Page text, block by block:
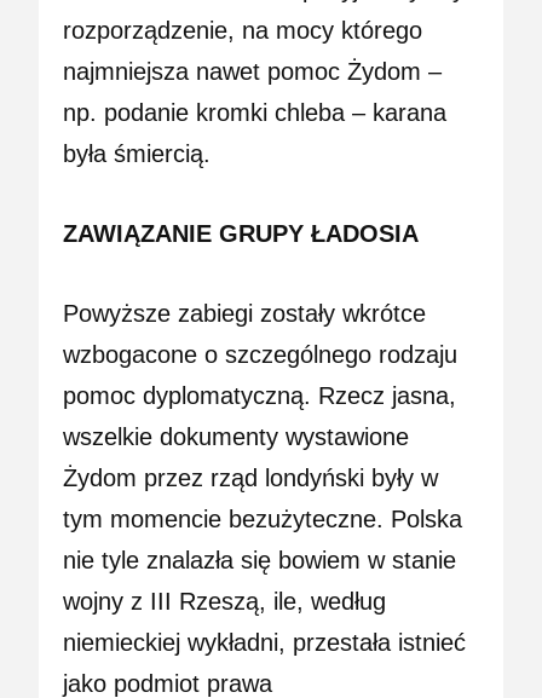
rozporządzenie, na mocy którego
najmniejsza nawet pomoc Żydom –
np. podanie kromki chleba – karana
była śmiercią.
ZAWIĄZANIE GRUPY ŁADOSIA
Powyższe zabiegi zostały wkrótce
wzbogacone o szczególnego rodzaju
pomoc dyplomatyczną. Rzecz jasna,
wszelkie dokumenty wystawione
Żydom przez rząd londyński były w
tym momencie bezużyteczne. Polska
nie tyle znalazła się bowiem w stanie
wojny z III Rzeszą, ile, według
niemieckiej wykładni, przestała istnieć
jako podmiot prawa